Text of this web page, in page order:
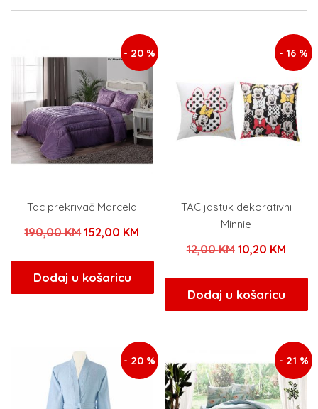
- 20 %
Tac prekrivač Marcela
190,00KMIzvorna
bila
je:
152,00 KM
152,00 KM.
Dodaj u košaricu
- 16 %
TAC jastuk dekorativni
Minnie
12,00KM Izvorna
bila
je:
10,20 KM
10,20
Dodaj u košaricu
- 20 % - 21 %